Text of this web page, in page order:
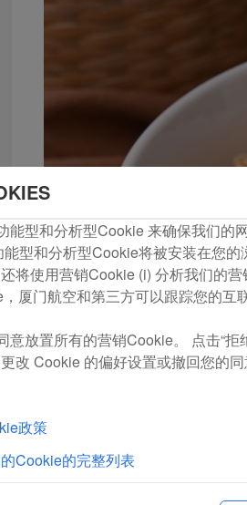
能型和分析型Cookie 来确保我们的
型和分析型Cookie将被安装在您的
将使用营销Cookie (i) 分析我们的营
厦门航空和第三方可以跟踪您的互
意放置所有的营销Cookie。 点击“
改 Cookie 的偏好设置或撤回您的同
政策
Cookie的完整列表